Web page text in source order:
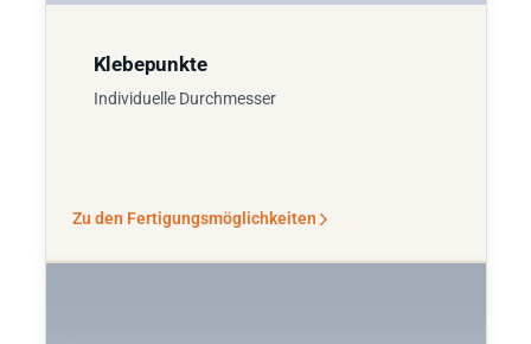
Klebepunkte
Individuelle Durchmesser
Zu den Fertigungsmöglichkeiten